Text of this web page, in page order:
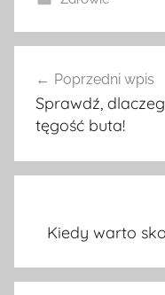
wpisu
Poprzedni wpis
Sprawdź,
tęgość buta!
Kiedy warto